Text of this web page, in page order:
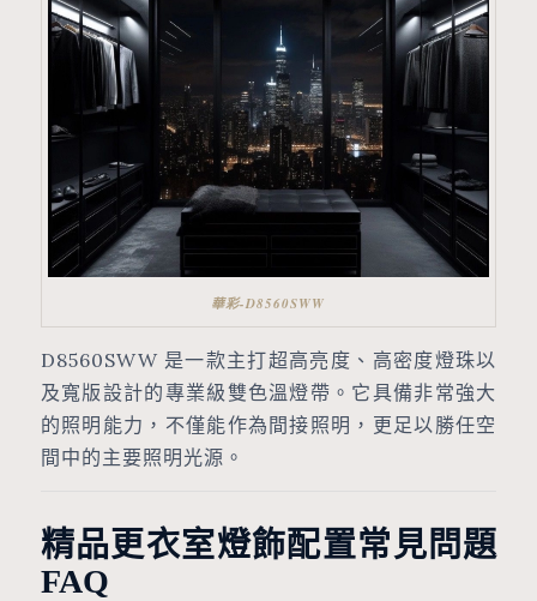
華彩-D8560SWW
D8560SWW 是一款主打超高亮度、高密度燈珠以
及寬版設計的專業級雙色溫燈帶。它具備非常強大
的照明能力，不僅能作為間接照明，更足以勝任空
間中的主要照明光源。
精品更衣室燈飾配置常見問題
FAQ